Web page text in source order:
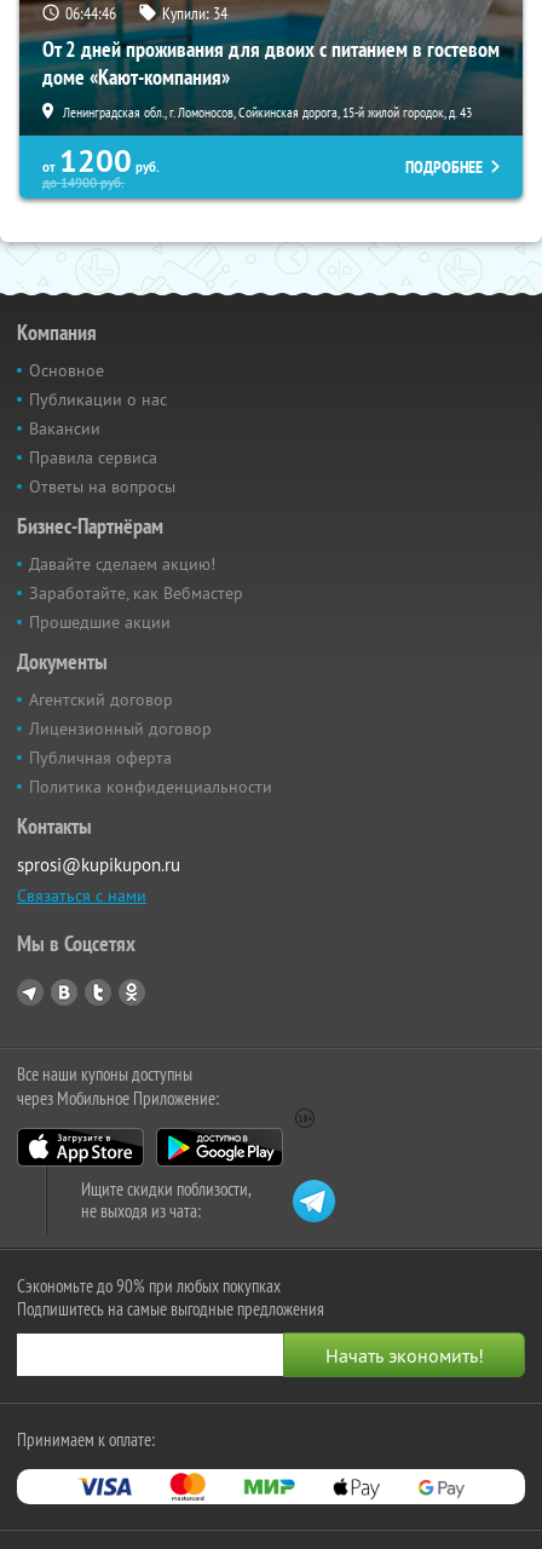
06:44:45 Купили:34
От 2 дней проживания для двоих с питанием в гостевом
доме «Кают-компания»
Ленинградская обл., г. Ломоносов, Сойкинская дорога, 15-й жилой городок, д. 43
от 1200 руб.
до14900руб.
ПОДРОБНЕЕ
Компания
Основное
Публикации о нас
Вакансии
Правила сервиса
Ответы на вопросы
Бизнес-Партнёрам
Давайте сделаем акцию!
Заработайте, как Вебмастер
Прошедшие акции
Документы
Агентский договор
Лицензионный договор
Публичная оферта
Политика конфиденциальности
Контакты
sprosi@kupikupon.ru
Связаться с нами
Мы в Соцсетях
Все наши купоны доступны
через Мобильное Приложение:
Ищите скидки поблизости,
не выходя из чата:
Сэкономьте до 90% при любых покупках
Подпишитесь на самые выгодные предложения
Принимаем к оплате: